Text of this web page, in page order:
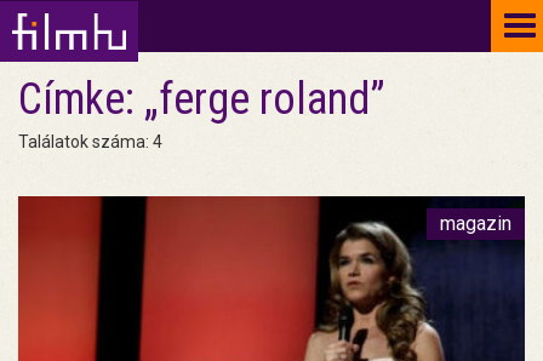
Címke: „ferge roland”
Találatok száma: 4
magazin